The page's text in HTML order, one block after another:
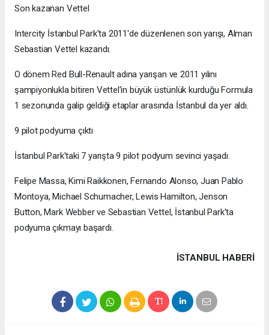
Son kazanan Vettel
Intercity İstanbul Park'ta 2011'de düzenlenen son yarışı, Alman
Sebastian Vettel kazandı.
O dönem Red Bull-Renault adına yarışan ve 2011 yılını
şampiyonlukla bitiren Vettel'in büyük üstünlük kurduğu Formula
1 sezonunda galip geldiği etaplar arasında İstanbul da yer aldı.
9 pilot podyuma çıktı
İstanbul Park'taki 7 yarışta 9 pilot podyum sevinci yaşadı.
Felipe Massa, Kimi Raikkonen, Fernando Alonso, Juan Pablo
Montoya, Michael Schumacher, Lewis Hamilton, Jenson
Button, Mark Webber ve Sebastian Vettel, İstanbul Park'ta
podyuma çıkmayı başardı.
İSTANBUL HABERİ